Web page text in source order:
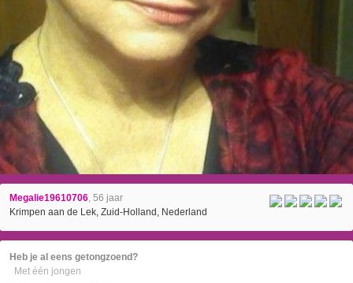
Megalie19610706, 56 jaar
Krimpen aan de Lek, Zuid-Holland, Nederland
Heb je al eens getongzoend?
Met één jongen